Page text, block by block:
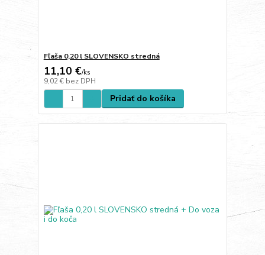
Fľaša 0,20 l SLOVENSKO stredná
11,10 €/ks
9,02 € bez DPH
Pridať do košíka